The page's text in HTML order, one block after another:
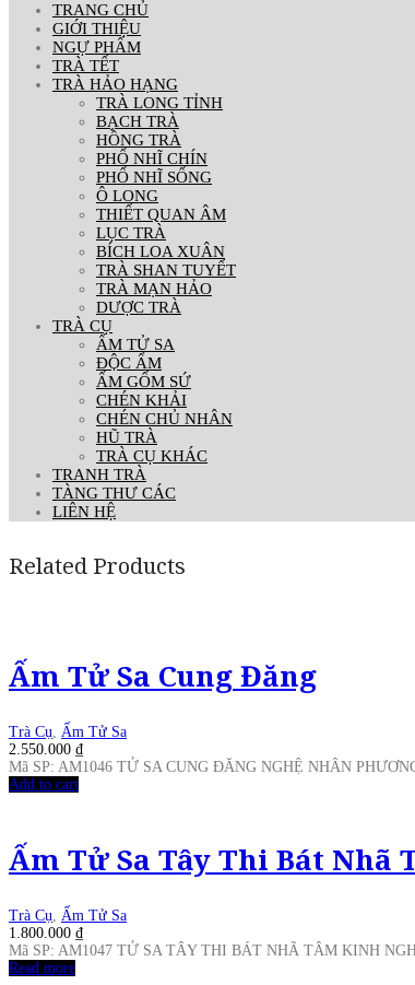
TRANG CHỦ
GIỚI THIỆU
NGỰ PHẨM
TRÀ TẾT
TRÀ HẢO HẠNG
TRÀ LONG TỈNH
BẠCH TRÀ
HỒNG TRÀ
PHỔ NHĨ CHÍN
PHỔ NHĨ SỐNG
Ô LONG
THIẾT QUAN ÂM
LỤC TRÀ
BÍCH LOA XUÂN
TRÀ SHAN TUYẾT
TRÀ MẠN HẢO
DƯỢC TRÀ
TRÀ CỤ
ẤM TỬ SA
ĐỘC ẨM
ẤM GỐM SỨ
CHÉN KHẢI
CHÉN CHỦ NHÂN
HŨ TRÀ
TRÀ CỤ KHÁC
TRANH TRÀ
TÀNG THƯ CÁC
LIÊN HỆ
Related Products
Ấm Tử Sa Cung Đăng
Trà Cụ
Ấm Tử Sa
2.550.000 ₫
Mã SP: AM1046 TỬ SA CUNG ĐĂNG NGHỆ NHÂN
Add to cart
Ấm Tử Sa Tây Thi Bát Nhã
Trà Cụ
Ấm Tử Sa
1.800.000 ₫
Mã SP: AM1047 TỬ SA TÂY THI BÁT NHÃ TÂM KINH
Read more